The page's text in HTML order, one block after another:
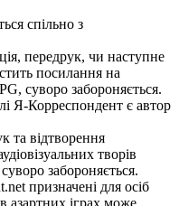
спільно з
передрук, чи наступне
посилання на
суворо забороняється.
Я-Корреспондент є автор
та відтворення
творів
забороняється.
призначені для осіб
азартних іграх може